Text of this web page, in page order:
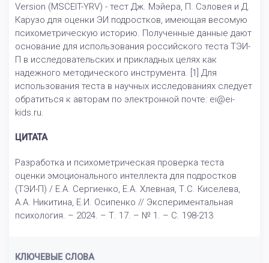
Version (MSCEIT-YRV) - тест Дж. Мэйера, П. Сэловея и Д.
Карузо для оценки ЭИ подростков, имеющая весомую
психометрическую историю. Полученные данные дают
основание для использования российского теста ТЭИ-
П в исследовательских и прикладных целях как
надежного методического инструмента. [1] Для
использования теста в научных исследованиях следует
обратиться к авторам по электронной почте: ei@ei-
kids.ru.
ЦИТАТА
Разработка и психометрическая проверка теста
оценки эмоционального интеллекта для подростков
(ТЭИ-П) / Е.А. Сергиенко, Е.А. Хлевная, Т.С. Киселева,
А.А. Никитина, Е.И. Осипенко // Экспериментальная
психология. – 2024. – Т. 17. – № 1. – С. 198-213
КЛЮЧЕВЫЕ СЛОВА